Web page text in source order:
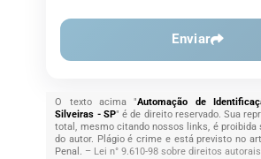
Enviar
O texto acima "Automação de
Silveiras - SP" é de direito reservado. Sua
total, mesmo citando nossos links, é proibida
do autor. Plágio é crime e está previsto no
Penal. – Lei n° 9.610-98 sobre direitos autorais